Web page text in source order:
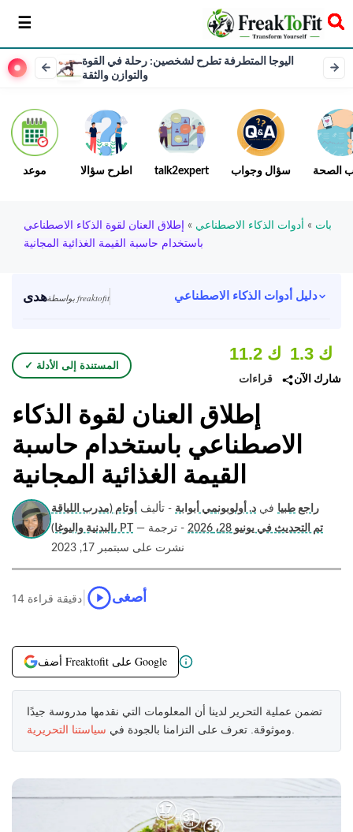
سخر
اليوجا المتطرفة تطرح لشخصين: رحلة في القوة
والتوازن والثقة
موعد اطرح سؤالا talk2expert سؤال وجواب الصحة
بات » أدوات الذكاء الاصطناعي »
إطلاق العنان لقوة الذكاء الاصطناعي
باستخدام حاسبة القيمة الغذائية المجانية
هدى بواسطة freaktofit دليل أدوات الذكاء الاصطناعي
✓ المستندة إلى الأدلة
11.2 ك
قراءات
1.3 ك
شارك الآن
إطلاق العنان لقوة الذكاء
الاصطناعي باستخدام حاسبة
القيمة الغذائية المجانية
راجع طبيا في د. أولوبونمي أبوابة - تأليف
أوتام (مدرب اللياقة
البدنية واليوغا)، PT
— تم التحديث في يونيو 28، 2026
- ترجمة
نشرت على سبتمبر 17, 2023
14 دقيقة قراءة أصغى
أضف Freaktofit على Google
تضمن عملية التحرير لدينا أن المعلومات التي نقدمها مدروسة جيدًا
وموثوقة. تعرف على التزامنا بالجودة في سياستنا التحريرية